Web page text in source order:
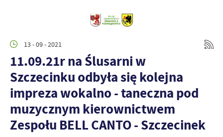
13 - 09 - 2021
11.09.21r na Ślusarni w
Szczecinku odbyła się kolejna
impreza wokalno - taneczna pod
muzycznym kierownictwem
Zespołu BELL CANTO - Szczecinek